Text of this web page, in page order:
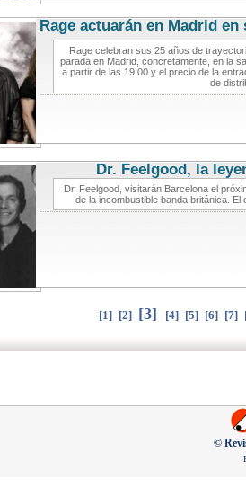
Rage actuarán en Madrid
Rage celebran sus 25 años de
parada en Madrid, concretamente, en la
a partir de las 19:00 y el precio de la
de
Dr. Feelgood, la
Dr. Feelgood, visitarán Barcelona el
de la incombustible banda británica. El
[1] [2] [3] [4] [5] [6] [7]
©